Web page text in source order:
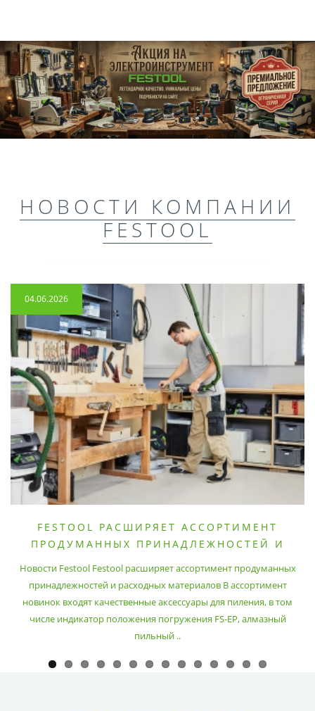
НОВОСТИ КОМПАНИИ
FESTOOL
04.06.2026
FESTOOL РАСШИРЯЕТ АССОРТИМЕНТ
ПРОДУМАННЫХ ПРИНАДЛЕЖНОСТЕЙ И
Новости Festool Festool расширяет ассортимент продуманных
принадлежностей и расходных материалов В ассортимент
новинок входят качественные аксессуары для пиления, в том
числе индикатор положения погружения FS-EP, алмазный
пильный ..